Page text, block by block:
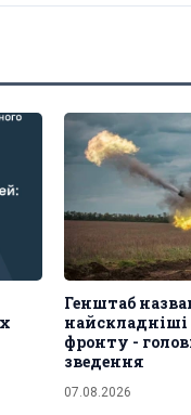
Генштаб
фронту -
зведення
07.08.2026